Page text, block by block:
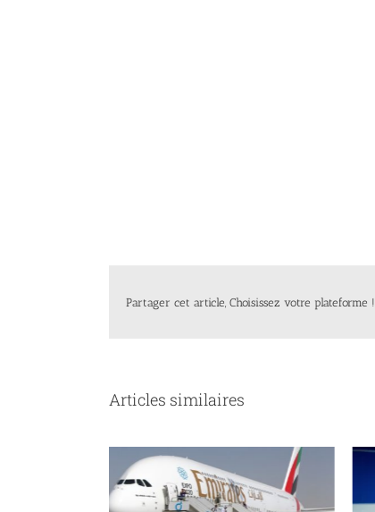
Partager cet article, Choisissez votre plateforme !
Articles similaires